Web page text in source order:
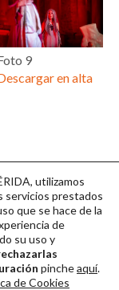
9
en alta
utilizamos
servicios prestados
que se hace de la
de
su uso y
pincheaquí.
de Cookies